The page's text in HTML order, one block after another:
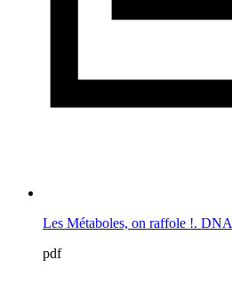
Les Métaboles, on raffole !.
pdf